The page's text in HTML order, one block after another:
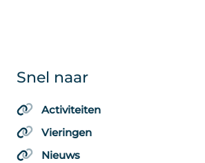
Snel naar
Activiteiten
Vieringen
Nieuws